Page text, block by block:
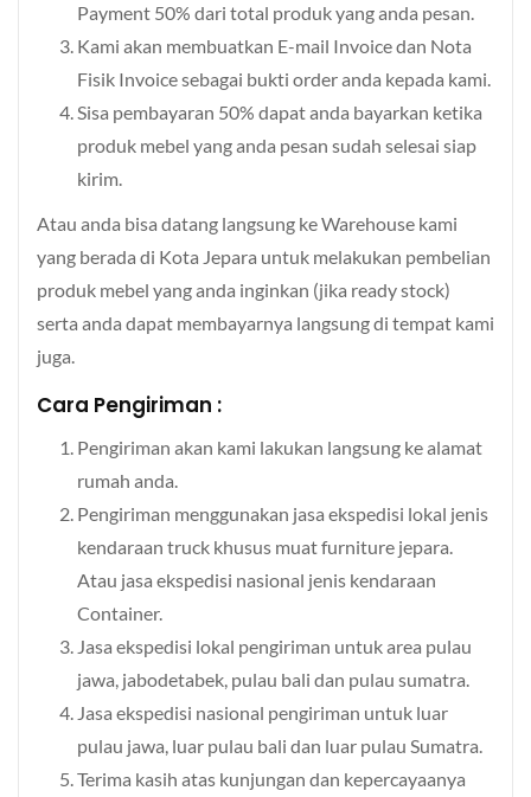
Payment 50% dari total produk yang anda pesan.
Kami akan membuatkan E-mail Invoice dan Nota
Fisik Invoice sebagai bukti order anda kepada kami.
Sisa pembayaran 50% dapat anda bayarkan ketika
produk mebel yang anda pesan sudah selesai siap
kirim.
Atau anda bisa datang langsung ke Warehouse kami
yang berada di Kota Jepara untuk melakukan pembelian
produk mebel yang anda inginkan (jika ready stock)
serta anda dapat membayarnya langsung di tempat kami
juga.
Cara Pengiriman :
Pengiriman akan kami lakukan langsung ke alamat
rumah anda.
Pengiriman menggunakan jasa ekspedisi lokal jenis
kendaraan truck khusus muat furniture jepara.
Atau jasa ekspedisi nasional jenis kendaraan
Container.
Jasa ekspedisi lokal pengiriman untuk area pulau
jawa, jabodetabek, pulau bali dan pulau sumatra.
Jasa ekspedisi nasional pengiriman untuk luar
pulau jawa, luar pulau bali dan luar pulau Sumatra.
Terima kasih atas kunjungan dan kepercayaanya